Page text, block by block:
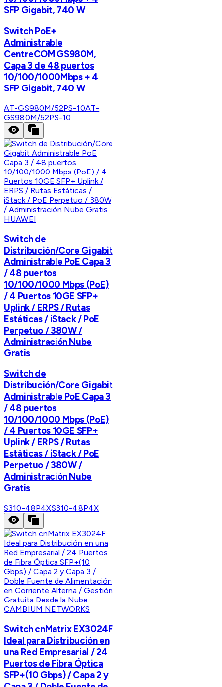
SFP Gigabit, 740 W
Switch PoE+
Administrable
CentreCOM GS980M,
Capa 3 de 48 puertos
10/100/1000Mbps + 4
SFP Gigabit, 740 W
AT-GS980M/52PS-10AT-
GS980M/52PS-10
HUAWEI
Switch de
Distribución/Core Gigabit
Administrable PoE Capa 3
/ 48 puertos
10/100/1000 Mbps (PoE)
/ 4 Puertos 10GE SFP+
Uplink / ERPS / Rutas
Estáticas / iStack / PoE
Perpetuo / 380W /
Administración Nube
Gratis
Switch de
Distribución/Core Gigabit
Administrable PoE Capa 3
/ 48 puertos
10/100/1000 Mbps (PoE)
/ 4 Puertos 10GE SFP+
Uplink / ERPS / Rutas
Estáticas / iStack / PoE
Perpetuo / 380W /
Administración Nube
Gratis
S310-48P4XS310-48P4X
CAMBIUM NETWORKS
Switch cnMatrix EX3024F
Ideal para Distribución en
una Red Empresarial / 24
Puertos de Fibra Óptica
SFP+(10 Gbps) / Capa 2 y